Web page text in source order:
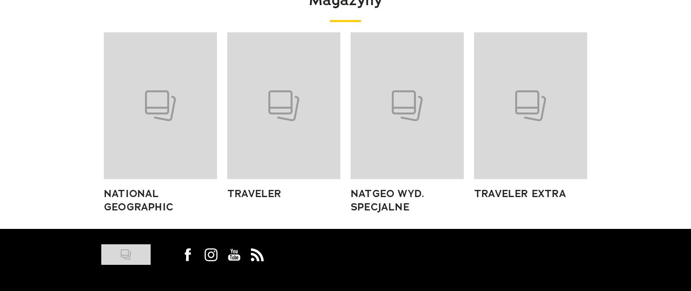
NATIONAL
GEOGRAPHIC
TRAVELER
NATGEO WYD.
SPECJALNE
TRAVELER EXTRA
Visit us on Facebook
Visit us on Instagram
Visit us on Youtube
Visit us on Rss